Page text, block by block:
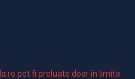
pot fi preluate doar în limita